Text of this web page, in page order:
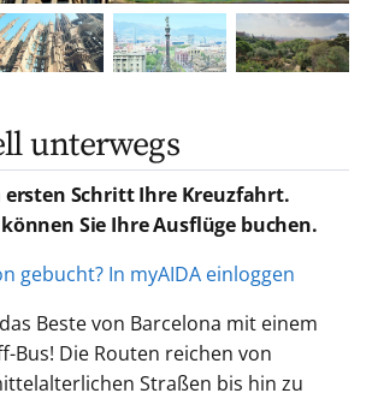
unterwegs
ersten Schritt Ihre Kreuzfahrt.
Sie Ihre Ausflüge buchen.
gebucht? In myAIDA einloggen
Beste von Barcelona mit einem
Bus! Die Routen reichen von
Straßen bis hin zu